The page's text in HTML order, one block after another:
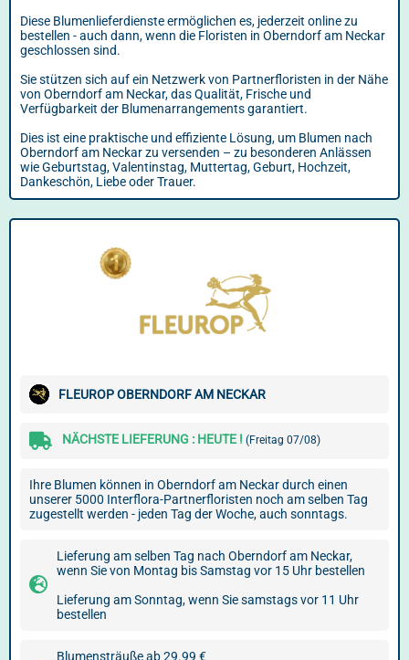
Diese Blumenlieferdienste ermöglichen es, jederzeit online zu
bestellen - auch dann, wenn die Floristen in Oberndorf am Neckar
geschlossen sind.
Sie stützen sich auf ein Netzwerk von Partnerfloristen in der Nähe
von Oberndorf am Neckar, das Qualität, Frische und
Verfügbarkeit der Blumenarrangements garantiert.
Dies ist eine praktische und effiziente Lösung, um Blumen nach
Oberndorf am Neckar zu versenden – zu besonderen Anlässen
wie Geburtstag, Valentinstag, Muttertag, Geburt, Hochzeit,
Dankeschön, Liebe oder Trauer.
FLEUROP OBERNDORF AM NECKAR
NÄCHSTE LIEFERUNG : HEUTE ! (Freitag 07/08)
Ihre Blumen können in Oberndorf am Neckar durch einen
unserer 5000 Interflora-Partnerfloristen noch am selben Tag
zugestellt werden - jeden Tag der Woche, auch sonntags.
Lieferung am selben Tag nach Oberndorf am Neckar,
wenn Sie von Montag bis Samstag vor 15 Uhr bestellen
Lieferung am Sonntag, wenn Sie samstags vor 11 Uhr
bestellen
Blumensträuße ab 29.99 €